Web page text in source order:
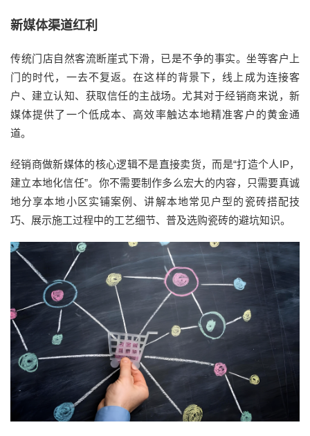
新媒体渠道红利
传统门店自然客流断崖式下滑，已是不争的事实。坐等客户上
门的时代，一去不复返。在这样的背景下，线上成为连接客
户、建立认知、获取信任的主战场。尤其对于经销商来说，新
媒体提供了一个低成本、高效率触达本地精准客户的黄金通
道。
经销商做新媒体的核心逻辑不是直接卖货，而是“打造个人IP，
建立本地化信任”。你不需要制作多么宏大的内容，只需要真诚
地分享本地小区实铺案例、讲解本地常见户型的瓷砖搭配技
巧、展示施工过程中的工艺细节、普及选购瓷砖的避坑知识。